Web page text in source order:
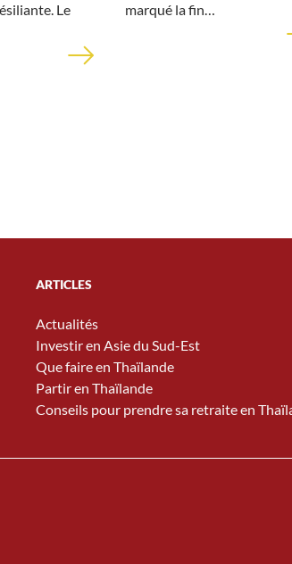
Le
marqué la fin…
ARTICLES
Actualités
Investir en Asie du Sud-Est
Que faire en Thaïlande
Partir en Thaïlande
Conseils pour prendre sa retraite en